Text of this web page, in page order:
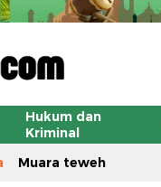
Hukum dan
Kriminal
Muara teweh